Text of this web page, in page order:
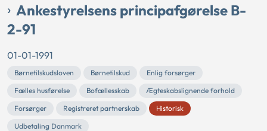
Ankestyrelsens principafgørelse B-
2-91
01-01-1991
Børnetilskudsloven Børnetilskud
Enlig forsørger
Fælles husførelse
Bofællesskab
Ægteskabslignende forhold
Forsørger
Registreret partnerskab
Historisk
Udbetaling Danmark